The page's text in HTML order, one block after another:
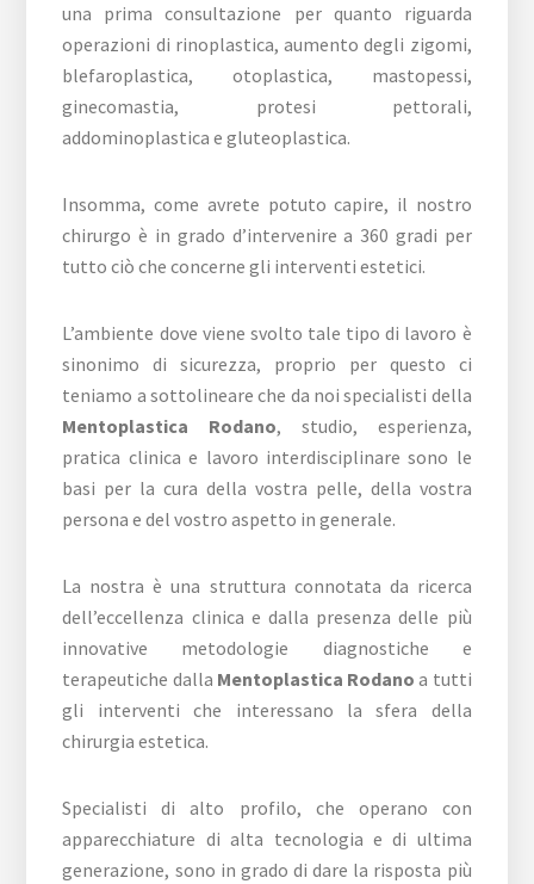
una prima consultazione per quanto riguarda
operazioni di rinoplastica, aumento degli zigomi,
blefaroplastica, otoplastica, mastopessi,
ginecomastia, protesi pettorali,
addominoplastica e gluteoplastica.
Insomma, come avrete potuto capire, il nostro
chirurgo è in grado d’intervenire a 360 gradi per
tutto ciò che concerne gli interventi estetici.
L’ambiente dove viene svolto tale tipo di lavoro è
sinonimo di sicurezza, proprio per questo ci
teniamo a sottolineare che da noi specialisti della
Mentoplastica Rodano, studio, esperienza,
pratica clinica e lavoro interdisciplinare sono le
basi per la cura della vostra pelle, della vostra
persona e del vostro aspetto in generale.
La nostra è una struttura connotata da ricerca
dell’eccellenza clinica e dalla presenza delle più
innovative metodologie diagnostiche e
terapeutiche dalla Mentoplastica Rodano a tutti
gli interventi che interessano la sfera della
chirurgia estetica.
Specialisti di alto profilo, che operano con
apparecchiature di alta tecnologia e di ultima
generazione, sono in grado di dare la risposta più